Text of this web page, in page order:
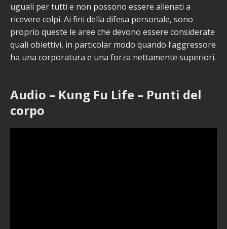
uguali per tutti e non possono essere allenati a
ricevere colpi. Ai fini della difesa personale, sono
proprio queste le aree che devono essere considerate
quali obiettivi, in particolar modo quando l’aggressore
ha una corporatura e una forza nettamente superiori.
Audio – Kung Fu Life – Punti del
corpo